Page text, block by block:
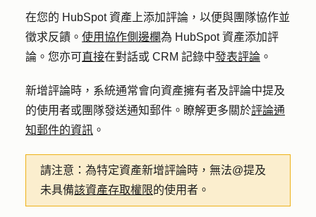
在您的 HubSpot 資產上添加評論，以便與團隊協作並
徵求反饋。 使用協作側邊欄為 HubSpot 資產添加評
論。您亦可直接在對話或 CRM 記錄中發表評論 。
新增評論時，系統通常會向資產擁有者及評論中提及
的使用者或團隊發送通知郵件。瞭解更多關於評論通
知郵件的資訊 。
請注意： 為特定資產新增評論時，無法@提及
未具備該資產存取權限的使用者。